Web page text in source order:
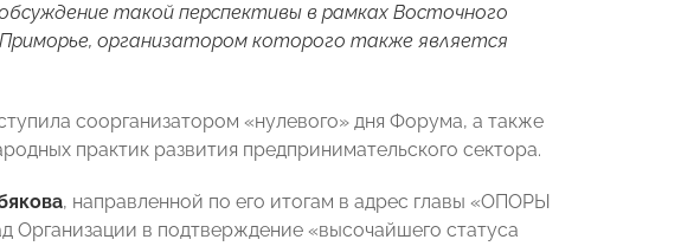
такой перспективы в рамках Восточного
организатором которого также является
соорганизатором «нулевого» дня Форума, а также
практик развития предпринимательского сектора.
, направленной по его итогам в адрес главы «ОПОРЫ
Организации в подтверждение «высочайшего статуса